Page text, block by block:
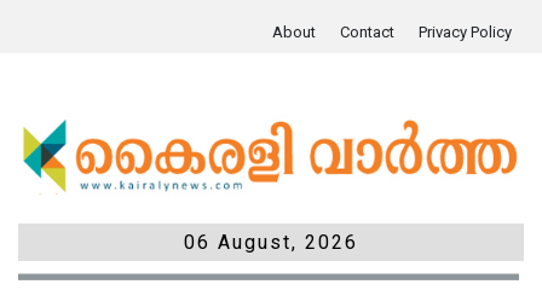
About Contact Privacy Policy
06 August, 2026